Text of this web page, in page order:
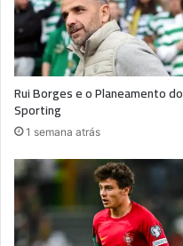
Rui Borges e o Planeamento do
Sporting
1 semana atrás